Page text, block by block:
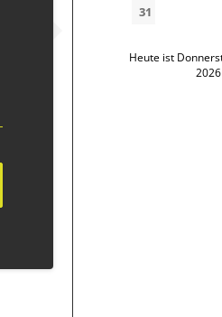
31
Heute ist
2026